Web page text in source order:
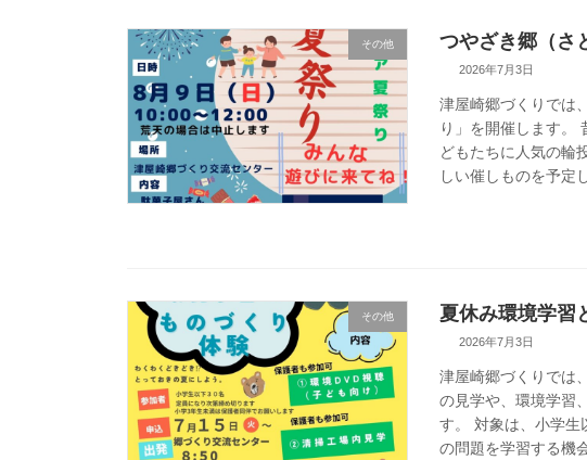
その他 つやざき郷（さ
2026年7月3日
津屋崎郷づくりでは
り」を開催します。
どもたちに人気の輪
しい催しものを予定
その他 夏休み環境学習
2026年7月3日
津屋崎郷づくりでは
の見学や、環境学習
す。 対象は、小学生
の問題を学習する機